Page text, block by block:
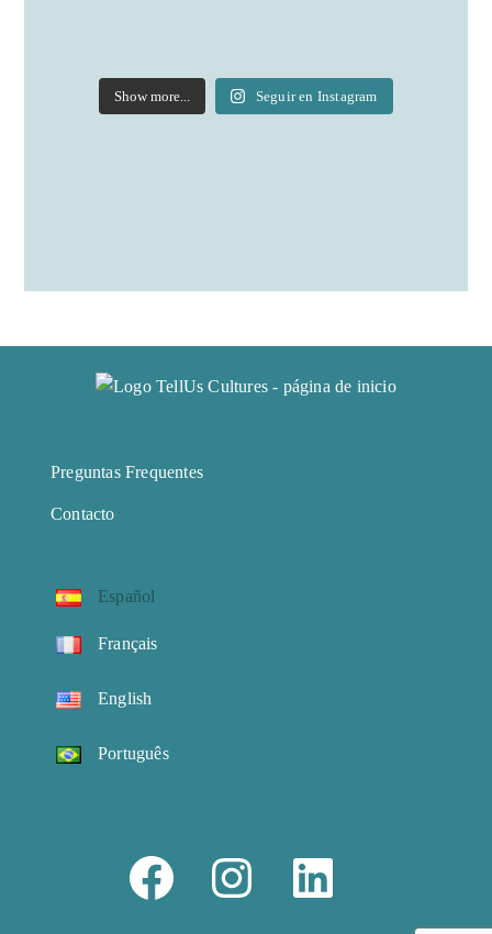
Show more... Seguir en Instagram
Preguntas Frequentes
Contacto
Español
Français
English
Português